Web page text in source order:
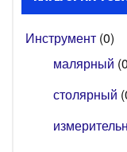
Инструмент (0)
малярный
столярный